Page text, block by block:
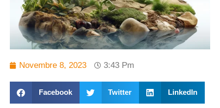
Novembre 8, 2023 3:43 Pm
Facebook Twitter LinkedIn